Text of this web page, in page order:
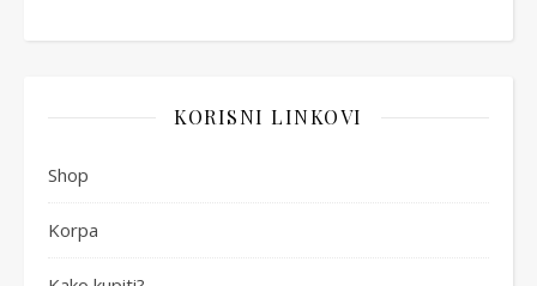
KORISNI LINKOVI
Shop
Korpa